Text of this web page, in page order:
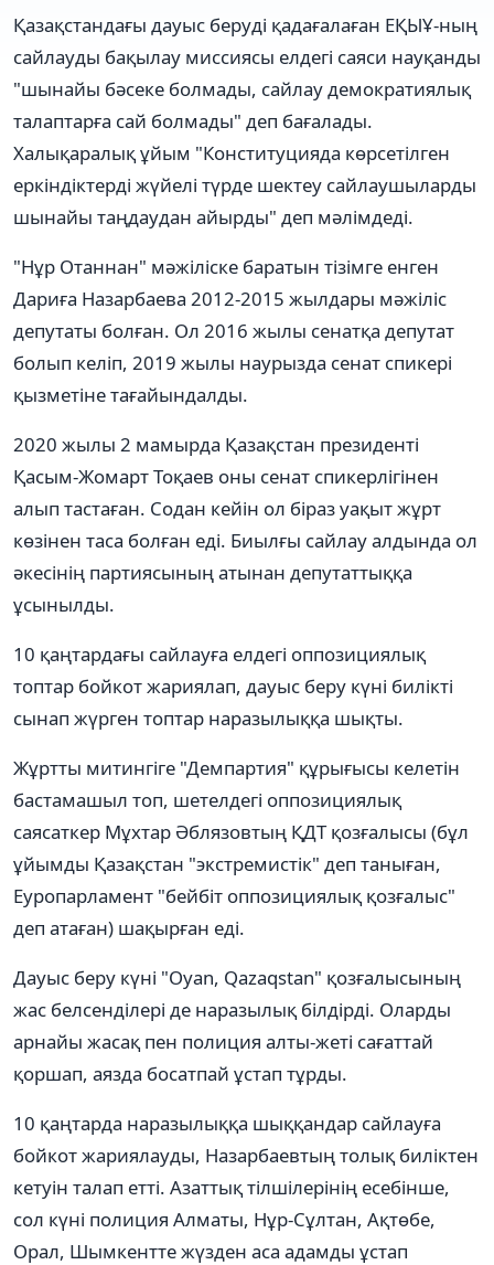
Қазақстандағы дауыс беруді қадағалаған ЕҚЫҰ-ның
сайлауды бақылау миссиясы елдегі саяси науқанды
"шынайы бәсеке болмады, сайлау демократиялық
талаптарға сай болмады" деп бағалады.
Халықаралық ұйым "Конституцияда көрсетілген
еркіндіктерді жүйелі түрде шектеу сайлаушыларды
шынайы таңдаудан айырды" деп мәлімдеді.
"Нұр Отаннан" мәжіліске баратын тізімге енген
Дариға Назарбаева 2012-2015 жылдары мәжіліс
депутаты болған. Ол 2016 жылы сенатқа депутат
болып келіп, 2019 жылы наурызда сенат спикері
қызметіне тағайындалды.
2020 жылы 2 мамырда Қазақстан президенті
Қасым-Жомарт Тоқаев оны сенат спикерлігінен
алып тастаған. Содан кейін ол біраз уақыт жұрт
көзінен таса болған еді. Биылғы сайлау алдында ол
әкесінің партиясының атынан депутаттыққа
ұсынылды.
10 қаңтардағы сайлауға елдегі оппозициялық
топтар бойкот жариялап, дауыс беру күні билікті
сынап жүрген топтар наразылыққа шықты.
Жұртты митингіге "Демпартия" құрығысы келетін
бастамашыл топ, шетелдегі оппозициялық
саясаткер Мұхтар Әблязовтың ҚДТ қозғалысы (бұл
ұйымды Қазақстан "экстремистік" деп таныған,
Еуропарламент "бейбіт оппозициялық қозғалыс"
деп атаған) шақырған еді.
Дауыс беру күні "Oyan, Qazaqstan" қозғалысының
жас белсенділері де наразылық білдірді. Оларды
арнайы жасақ пен полиция алты-жеті сағаттай
қоршап, аязда босатпай ұстап тұрды.
10 қаңтарда наразылыққа шыққандар сайлауға
бойкот жариялауды, Назарбаевтың толық биліктен
кетуін талап етті. Азаттық тілшілерінің есебінше,
сол күні полиция Алматы, Нұр-Сұлтан, Ақтөбе,
Орал, Шымкентте жүзден аса адамды ұстап